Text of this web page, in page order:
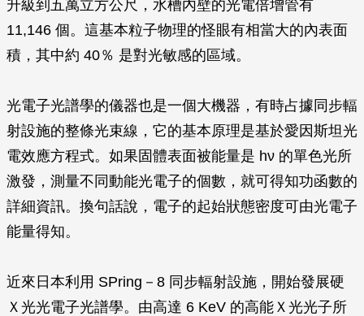
升級到五萬立方公尺，水槽內壁的光電倍增管有
11,146 個。這基本粒子物理的怪眼有相當大的內表面
積，其中約 40％ 是對光敏感的區域。
光電子光譜學的儀器也是一個大機器，有時占據同步輻
射設施的整條光束線，它的基本原理是基於愛因斯坦光
電效應方程式。如果固體表面被能量是 hν 的單色光所
激發，測量不同動能光電子的個數，就可得知功函數的
詳細資訊。換句話說，電子的起始狀態密度可由光電子
能量得知。
近來日本利用 SPring－8 同步輻射設施，開始發展硬
Ｘ光光電子光譜學。由高達 6 KeV 的高能Ｘ光光子所